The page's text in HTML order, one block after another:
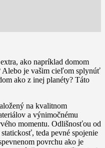
ako napríklad domom
Alebo je vašim cieľom splynúť
ako z inej planéty? Táto
na kvalitnom
a výnimočnému
momentu. Odlišnosťou od
teda pevné spojenie
povrchu ako je